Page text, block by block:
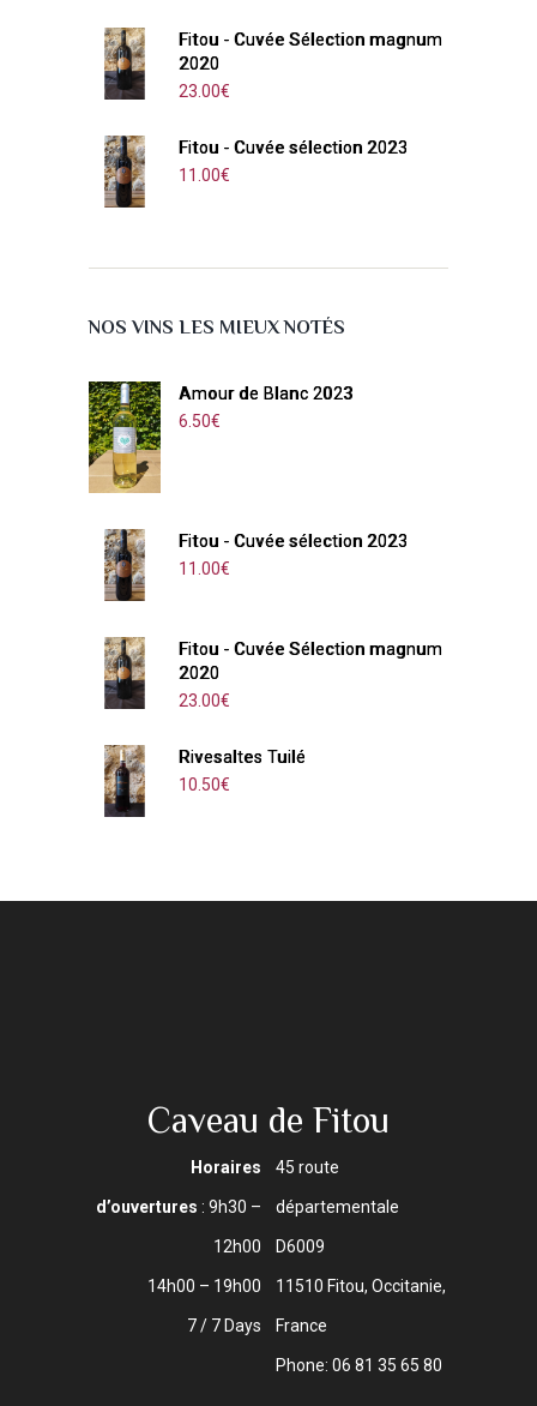
Fitou - Cuvée Sélection magnum
2020
23.00€
Fitou - Cuvée sélection 2023
11.00€
NOS VINS LES MIEUX NOTÉS
Amour de Blanc 2023
6.50€
Fitou - Cuvée sélection 2023
11.00€
Fitou - Cuvée Sélection magnum
2020
23.00€
Rivesaltes Tuilé
10.50€
Caveau de Fitou
45 route
départementale
D6009
11510 Fitou, Occitanie,
France
Phone: 06 81 35 65 80
Horaires
d’ouvertures : 9h30 –
12h00
14h00 – 19h00
7 / 7 Days